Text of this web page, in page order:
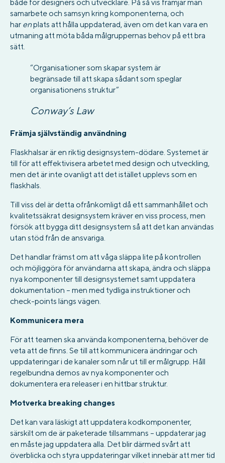
både för designers och utvecklare. På så vis främjar man
samarbete och samsyn kring komponenterna, och
har enplats att hålla uppdaterad, även om det kan vara en
utmaning att möta båda målgruppernas behov på ett bra
sätt.
“Organisationer som skapar system är
begränsade till att skapa sådant som speglar
organisationens struktur”
Conway’s Law
Främja självständig användning
Flaskhalsar är en riktig designsystem-dödare. Systemet är
till för att effektivisera arbetet med design och utveckling,
men det är inte ovanligt att det istället upplevs som en
flaskhals.
Till viss del är detta ofrånkomligt då ett sammanhållet och
kvalitetssäkrat designsystem kräver en viss process, men
försök att bygga ditt designsystem så att det kan användas
utan stöd från de ansvariga.
Det handlar främst om att våga släppa lite på kontrollen
och möjliggöra för användarna att skapa, ändra och släppa
nya komponenter till designsystemet samt uppdatera
dokumentation – men med tydliga instruktioner och
check-points längs vägen.
Kommunicera mera
För att teamen ska använda komponenterna, behöver de
veta att de finns. Se till att kommunicera ändringar och
uppdateringar i de kanaler som når ut till er målgrupp. Håll
regelbundna demos av nya komponenter och
dokumentera era releaser i en hittbar struktur.
Motverka breaking changes
Det kan vara läskigt att uppdatera kodkomponenter,
särskilt om de är paketerade tillsammans – uppdaterar jag
en måste jag uppdatera alla. Det blir därmed svårt att
överblicka och styra uppdateringar vilket innebär att mer tid